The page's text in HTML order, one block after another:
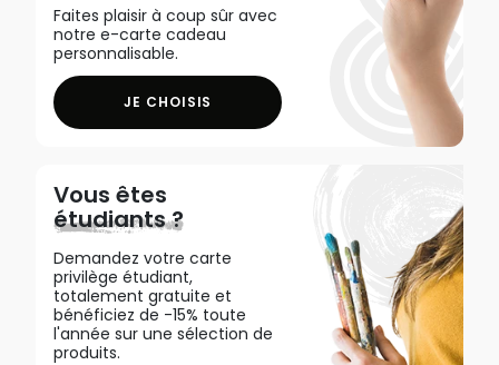
Faites plaisir à coup sûr avec
notre e-carte cadeau
personnalisable.
JE CHOISIS
Vous êtes
étudiants ?
Demandez votre carte
privilège étudiant,
totalement gratuite et
bénéficiez de -15% toute
l'année sur une sélection de
produits.